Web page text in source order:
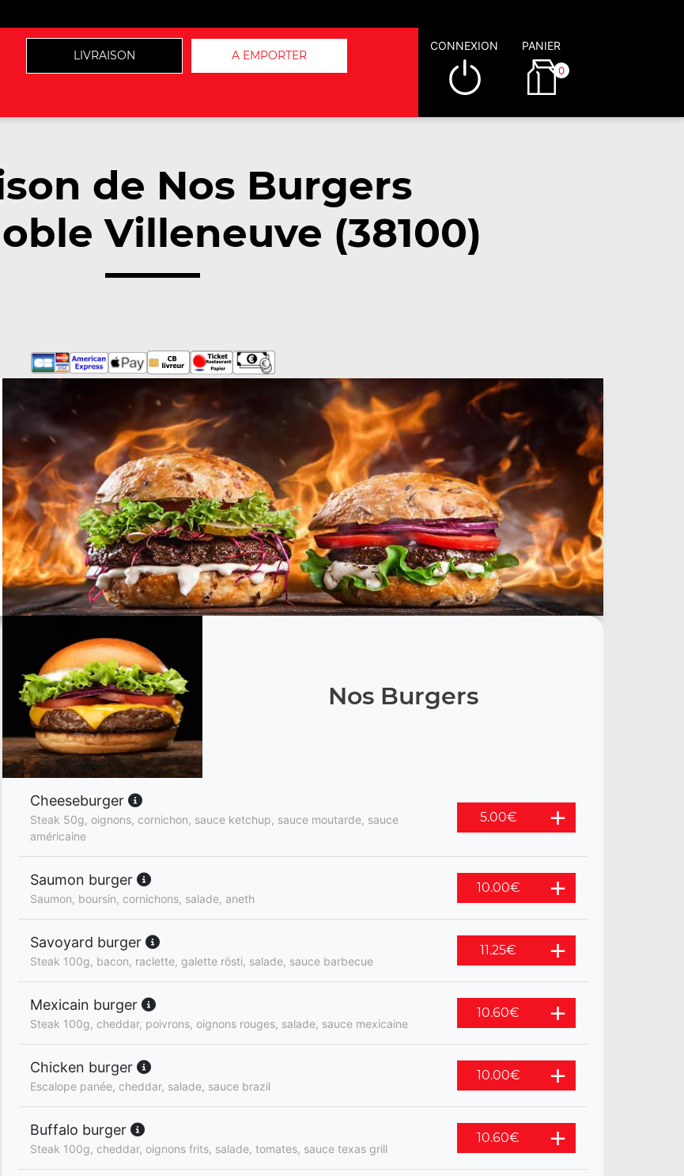
LIVRAISON A EMPORTER
CONNEXION PANIER
0
de Nos Burgers
Villeneuve (38100)
Nos Burgers
Cheeseburger
Steak 50g, oignons, cornichon, sauce ketchup, sauce moutarde, sauce
américaine
5.00€
Saumon burger
Saumon, boursin, cornichons, salade, aneth
10.00€
Savoyard burger
Steak 100g, bacon, raclette, galette rösti, salade, sauce barbecue
11.25€
Mexicain burger
Steak 100g, cheddar, poivrons, oignons rouges, salade, sauce mexicaine
10.60€
Chicken burger
Escalope panée, cheddar, salade, sauce brazil
10.00€
Buffalo burger
Steak 100g, cheddar, oignons frits, salade, tomates, sauce texas grill
10.60€